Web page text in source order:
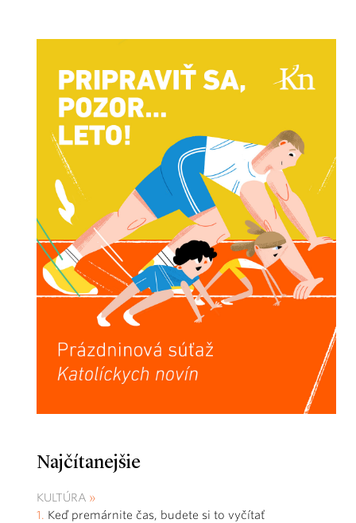
Najčítanejšie
KULTÚRA
Keď premárnite čas, budete si to vyčítať